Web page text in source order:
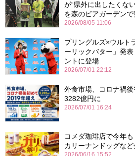
が“県外に出したくな
を森のビアガーデンで
2026/08/05 11:06
プリングルズ×ウルト
ーリックバター」発
ントに登場
2026/07/01 22:12
外食市場、コロナ禍
3282億円に
2026/07/01 16:24
コメダ珈琲店で今年
カリーナンドッグな